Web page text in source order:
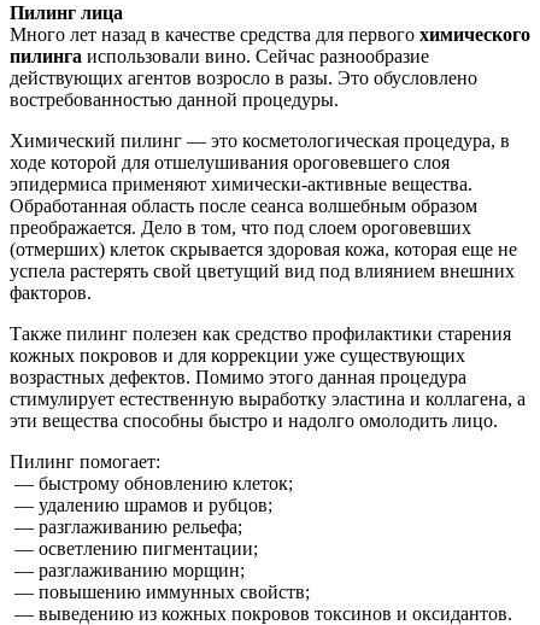
Пилинг лица
Много лет назад в качестве средства для первого химического
пилинга использовали вино. Сейчас разнообразие
действующих агентов возросло в разы. Это обусловлено
востребованностью данной процедуры.
Химический пилинг — это косметологическая процедура, в
ходе которой для отшелушивания ороговевшего слоя
эпидермиса применяют химически-активные вещества.
Обработанная область после сеанса волшебным образом
преображается. Дело в том, что под слоем ороговевших
(отмерших) клеток скрывается здоровая кожа, которая еще не
успела растерять свой цветущий вид под влиянием внешних
факторов.
Также пилинг полезен как средство профилактики старения
кожных покровов и для коррекции уже существующих
возрастных дефектов. Помимо этого данная процедура
стимулирует естественную выработку эластина и коллагена, а
эти вещества способны быстро и надолго омолодить лицо.
Пилинг помогает:
— быстрому обновлению клеток;
— удалению шрамов и рубцов;
— разглаживанию рельефа;
— осветлению пигментации;
— разглаживанию морщин;
— повышению иммунных свойств;
— выведению из кожных покровов токсинов и оксидантов.